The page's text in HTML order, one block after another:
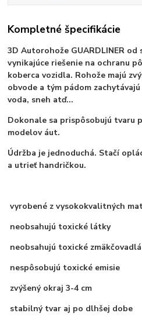
Kompletné špecifikácie
3D Autorohože GUARDLINER
vynikajúce riešenie na ochranu
koberca vozidla. Rohože majú
obvode a tým pádom
voda, sneh atď...
Dokonale sa prispôsobujú tvaru
modelov áut.
Údržba je jednoduchá. Stačí
a utrieť handričkou.
vyrobené z vysokokvalitných
neobsahujú toxické látky
neobsahujú toxické zmäkčovadlá
nespôsobujú toxické emisie
zvýšený okraj 3-4 cm
stabilný tvar aj po dlhšej dobe